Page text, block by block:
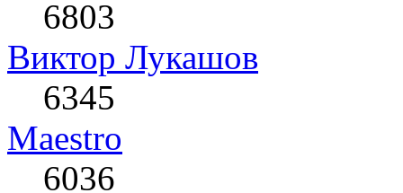
6803
Виктор Лукашов
6345
Maestro
6036